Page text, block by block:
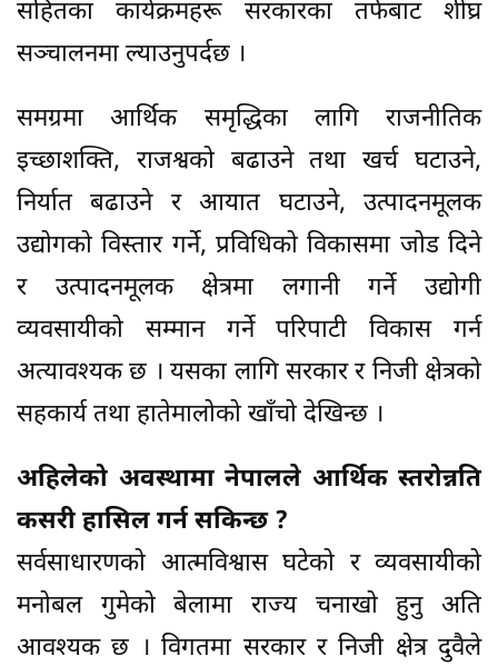
सहितका कार्यक्रमहरू सरकारका तर्फबाट शीघ्र
सञ्चालनमा ल्याउनुपर्दछ ।
समग्रमा आर्थिक समृद्धिका लागि राजनीतिक
इच्छाशक्ति, राजश्वको बढाउने तथा खर्च घटाउने,
निर्यात बढाउने र आयात घटाउने, उत्पादनमूलक
उद्योगको विस्तार गर्ने, प्रविधिको विकासमा जोड दिने
र उत्पादनमूलक क्षेत्रमा लगानी गर्ने उद्योगी
व्यवसायीको सम्मान गर्ने परिपाटी विकास गर्न
अत्यावश्यक छ । यसका लागि सरकार र निजी क्षेत्रको
सहकार्य तथा हातेमालोको खाँचो देखिन्छ ।
अहिलेको अवस्थामा नेपालले आर्थिक स्तरोन्नति
कसरी हासिल गर्न सकिन्छ ?
सर्वसाधारणको आत्मविश्वास घटेको र व्यवसायीको
मनोबल गुमेको बेलामा राज्य चनाखो हुनु अति
आवश्यक छ । विगतमा सरकार र निजी क्षेत्र दुवैले